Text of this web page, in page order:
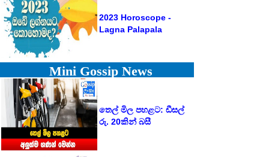
2023 Horoscope -
Lagna Palapala
Mini Gossip News
තෙල් මිල පහළට: ඩීසල්
රු. 20කින් බසී